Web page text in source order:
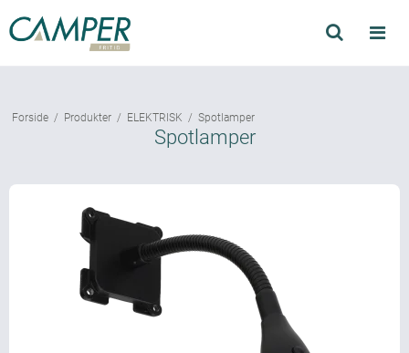
Om Camper
Forhandler login
Forside / Produkter / ELEKTRISK / Spotlamper
Spotlamper